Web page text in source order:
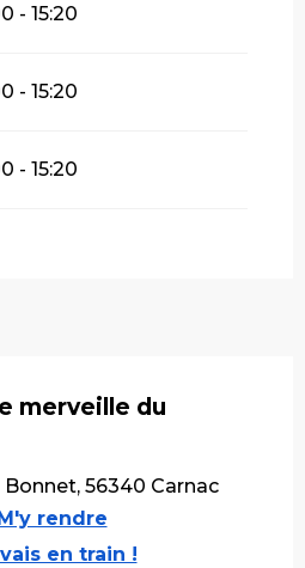
- 15:20
- 15:20
- 15:20
merveille du
56340 Carnac
rendre
en train !